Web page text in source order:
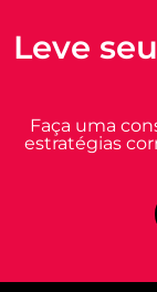
Leve
Faça uma
estratégias